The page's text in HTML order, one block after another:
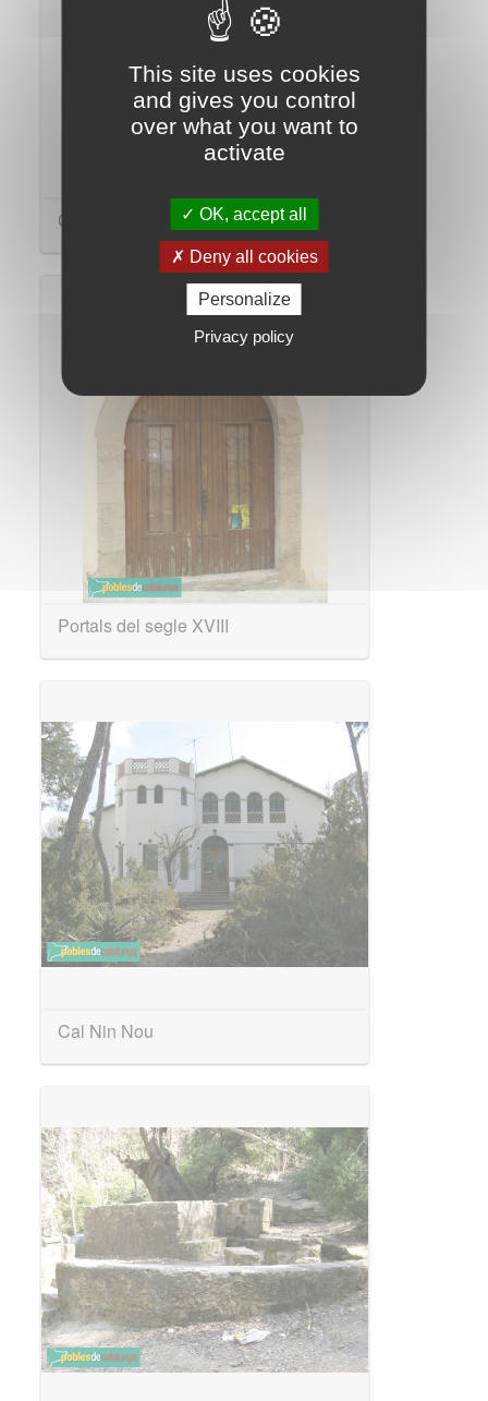
Cal Nin Vell
Portals del segle XVIII
Cal Nin Nou
This site uses cookies
and gives you control
over what you want to
activate
OK, accept all
Deny all cookies
Personalize
Privacy policy